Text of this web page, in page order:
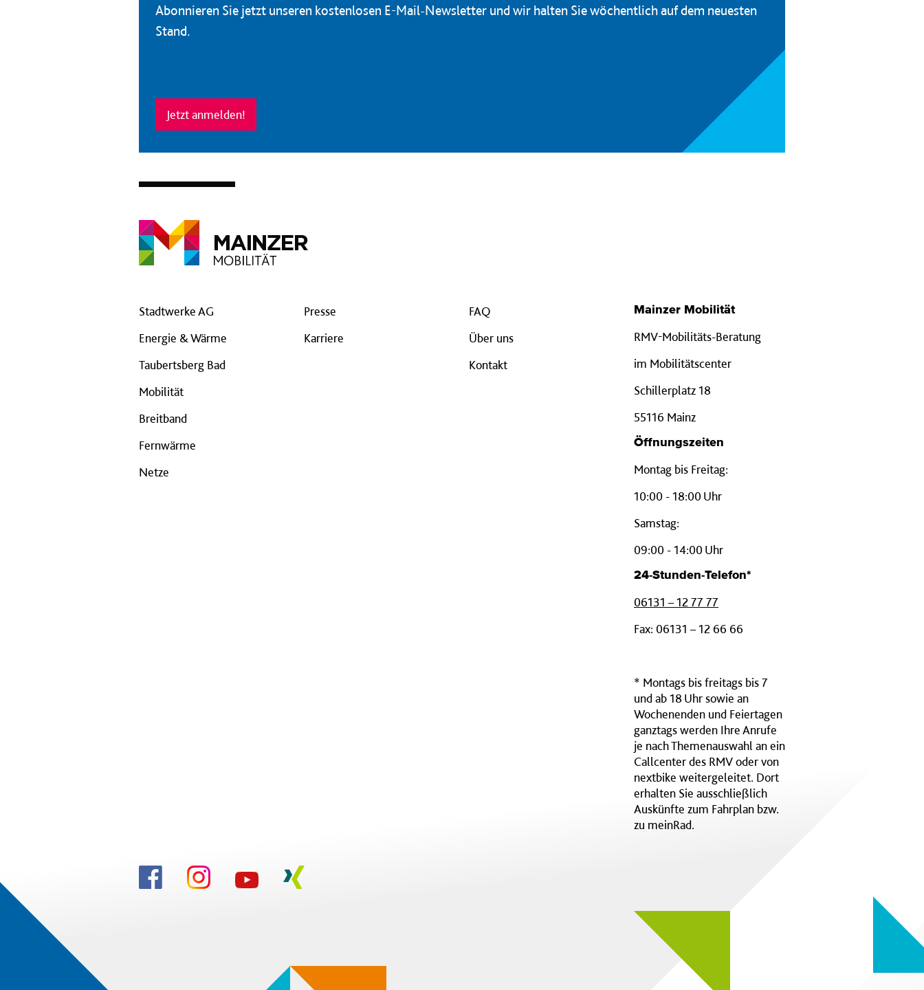
Abonnieren Sie jetzt unseren kostenlosen E-Mail-Newsletter und wir halten Sie wöchentlich auf dem neuesten
Stand.
Jetzt anmelden!
Stadtwerke AG
Energie & Wärme
Taubertsberg Bad
Mobilität
Breitband
Fernwärme
Netze
Presse
Karriere
FAQ
Über uns
Kontakt
Mainzer Mobilität
RMV-Mobilitäts-Beratung
im Mobilitätscenter
Schillerplatz 18
55116 Mainz
Öffnungszeiten
Montag bis Freitag:
10:00 - 18:00 Uhr
Samstag:
09:00 - 14:00 Uhr
24-Stunden-Telefon*
06131 – 12 77 77
Fax: 06131 – 12 66 66
* Montags bis freitags bis 7
und ab 18 Uhr sowie an
Wochenenden und Feiertagen
ganztags werden Ihre Anrufe
je nach Themenauswahl an ein
Callcenter des RMV oder von
nextbike weitergeleitet. Dort
erhalten Sie ausschließlich
Auskünfte zum Fahrplan bzw.
zu meinRad.